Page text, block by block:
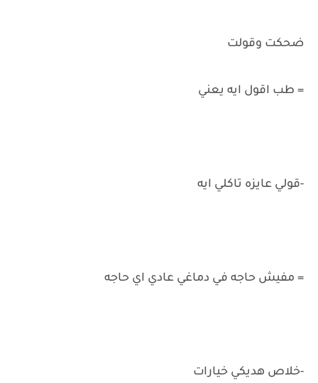
ضحكت وقولت
= طب اقول ايه يعني
-قولي عايزه تاكلي ايه
= مفيش حاجه في دماغي عادي اي حاجه
-خلاص هديكي خيارات